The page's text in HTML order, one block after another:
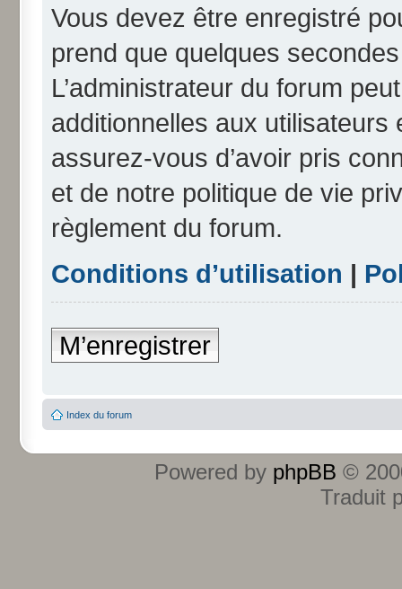
Vous devez être enregistré
prend que quelques
L’administrateur du forum
additionnelles aux
assurez-vous d’avoir pris
et de notre politique de vie
règlement du forum.
Conditions d’utilisation |
M’enregistrer
Index du forum
Powered by phpBB ©
Traduit